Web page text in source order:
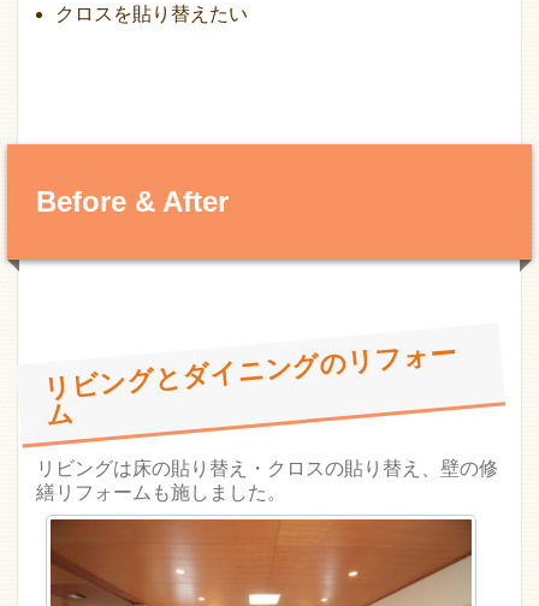
クロスを貼り替えたい
Before & After
リ
ビ
ン
グ
と
ダ
イ
ニ
ン
グ
の
リ
フ
ォー
ム
リビングは床の貼り替え・クロスの貼り替え、壁の修
繕リフォームも施しました。